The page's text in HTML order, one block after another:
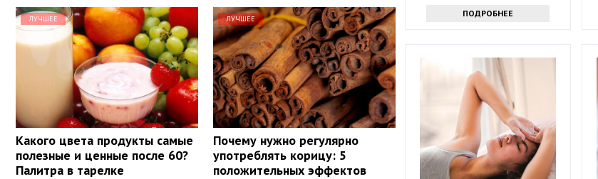
ЛУЧШЕЕ
Какого цвета продукты самые
полезные и ценные после 60?
Палитра в тарелке
ЛУЧШЕЕ
Почему нужно регулярно
употреблять корицу: 5
положительных эффектов
ПОДРОБНЕЕ